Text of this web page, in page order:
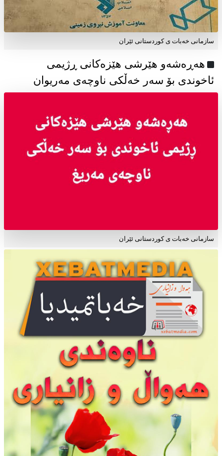
سازمانی خەبات ی كوردستانی ئێران
هەڕەشەو هێرشی هێزەکانی ڕژیمی
ئاخوندی بۆ سەر خەڵکی ناوچەی مەریوان
سازمانی خەبات ی کوردستانی ئێران